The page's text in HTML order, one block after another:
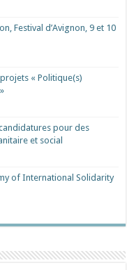
Festival d’Avignon, 9 et 10
« Politique(s)
pour des
et social
of International Solidarity